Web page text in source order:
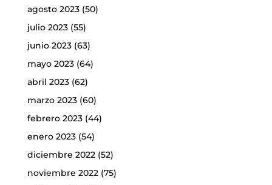
agosto 2023(50)
julio 2023(55)
junio 2023(63)
mayo 2023(64)
abril 2023(62)
marzo 2023(60)
febrero 2023(44)
enero 2023(54)
diciembre 2022(52)
noviembre 2022(75)